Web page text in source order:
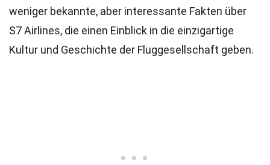
weniger bekannte, aber interessante Fakten über
S7 Airlines, die einen Einblick in die einzigartige
Kultur und Geschichte der Fluggesellschaft geben.